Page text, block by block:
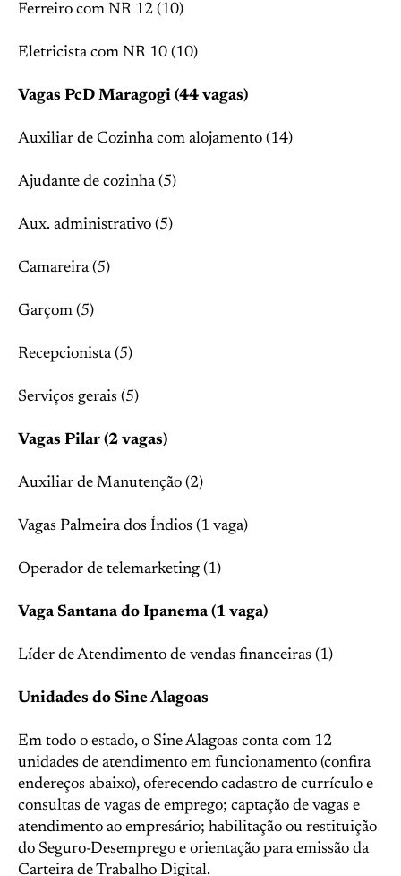
Ferreiro com NR 12 (10)
Eletricista com NR 10 (10)
Vagas PcD Maragogi (44 vagas)
Auxiliar de Cozinha com alojamento (14)
Ajudante de cozinha (5)
Aux. administrativo (5)
Camareira (5)
Garçom (5)
Recepcionista (5)
Serviços gerais (5)
Vagas Pilar (2 vagas)
Auxiliar de Manutenção (2)
Vagas Palmeira dos Índios (1 vaga)
Operador de telemarketing (1)
Vaga Santana do Ipanema (1 vaga)
Líder de Atendimento de vendas financeiras (1)
Unidades do Sine Alagoas
Em todo o estado, o Sine Alagoas conta com 12
unidades de atendimento em funcionamento (confira
endereços abaixo), oferecendo cadastro de currículo e
consultas de vagas de emprego; captação de vagas e
atendimento ao empresário; habilitação ou restituição
do Seguro-Desemprego e orientação para emissão da
Carteira de Trabalho Digital.